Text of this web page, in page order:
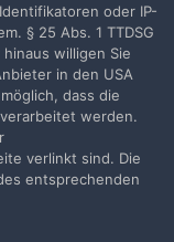
Dich hier an.
oder IP-
§ 25 Abs. 1 TTDSG
willigen Sie
in den USA
dass die
werden.
verlinkt sind. Die
entsprechenden